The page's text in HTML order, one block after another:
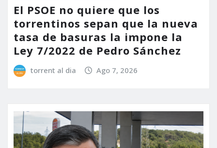
El PSOE no quiere que los
torrentinos sepan que la nueva
tasa de basuras la impone la
Ley 7/2022 de Pedro Sánchez
torrent al dia Ago 7, 2026